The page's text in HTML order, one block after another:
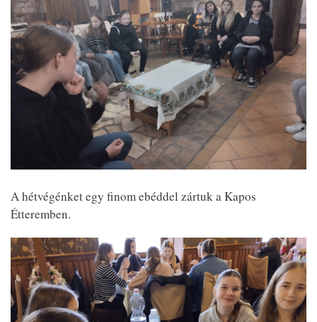
A hétvégénket egy finom ebéddel zártuk a Kapos
Étteremben.